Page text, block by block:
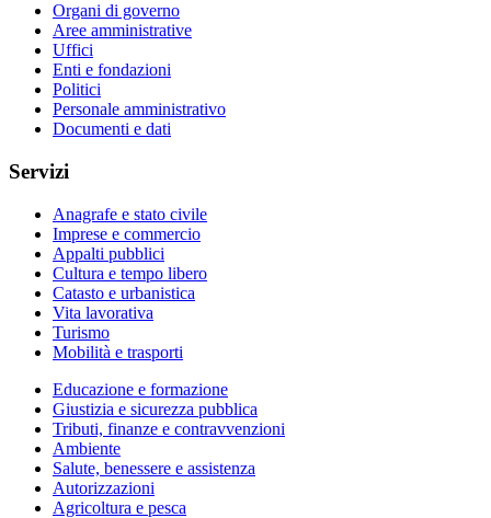
Organi di governo
Aree amministrative
Uffici
Enti e fondazioni
Politici
Personale amministrativo
Documenti e dati
Servizi
Anagrafe e stato civile
Imprese e commercio
Appalti pubblici
Cultura e tempo libero
Catasto e urbanistica
Vita lavorativa
Turismo
Mobilità e trasporti
Educazione e formazione
Giustizia e sicurezza pubblica
Tributi, finanze e contravvenzioni
Ambiente
Salute, benessere e assistenza
Autorizzazioni
Agricoltura e pesca